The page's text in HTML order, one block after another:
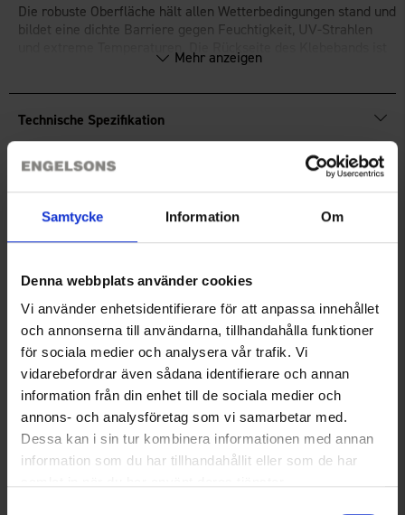
Samtycke Information Om
Denna webbplats använder cookies
Vi använder enhetsidentifierare för att anpassa innehållet
och annonserna till användarna, tillhandahålla funktioner
för sociala medier och analysera vår trafik. Vi
vidarebefordrar även sådana identifierare och annan
information från din enhet till de sociala medier och
annons- och analysföretag som vi samarbetar med.
Dessa kan i sin tur kombinera informationen med annan
information som du har tillhandahållit eller som de har
Die robuste Oberfläche hält allen Wetterbedingungen stand und
bildet eine dichte Barriere gegen Feuchtigkeit, UV-Strahlen
mit extra dichtem Gewebe verstärkt, was zu seiner Haltbarkeit
Oberflächen ausgleichen und bietet einen superstarken Halt.
Diese Version ist die handlichere und etwas schmalere
Variante von Gorilla Tape, was sie einfach mitzunehmen
macht. Die praktische Rolle nimmt nicht viel Platz ein und
macht – immer bereit für den Einsatz!
Mehr anzeigen
Technische Spezifikation
Sie benötigen vielleicht auch
Gorilla Glue 60 ml
9,95 €
Gorilla Tape Transparente
Reparaturklebeband 8,2m x
48mm
14,95 €